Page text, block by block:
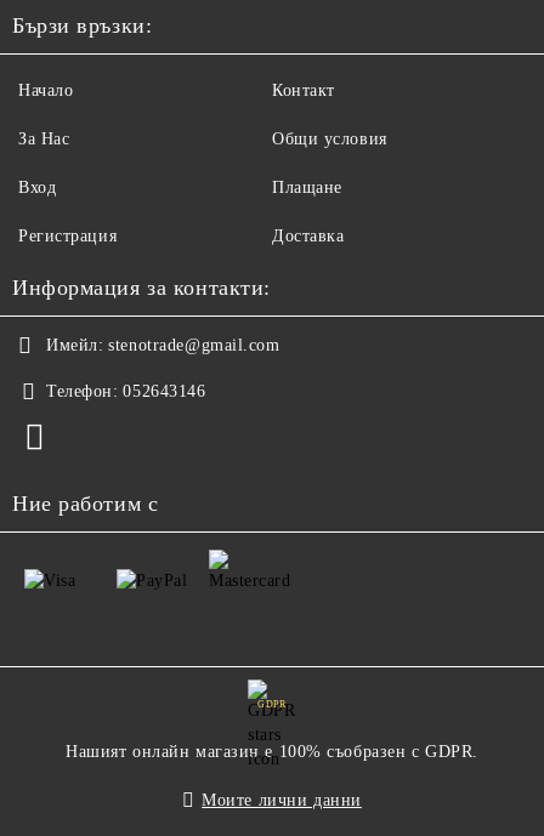
Бързи връзки:
Начало
За Нас
Вход
Регистрация
Контакт
Общи условия
Плащане
Доставка
Информация за контакти:
Имейл: stenotrade@gmail.com
Телефон: 052643146
Ние работим с
GDPR
Нашият онлайн магазин е 100% съобразен с GDPR.
Моите лични данни